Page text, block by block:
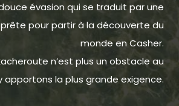
évasion qui se traduit par une
pour partir à la découverte du
monde en Casher.
n’est plus un obstacle au
apportons la plus grande exigence.